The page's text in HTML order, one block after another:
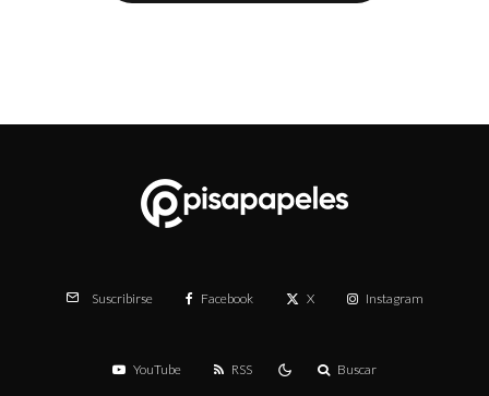
Suscribirse Facebook X Instagram
YouTube RSS Buscar